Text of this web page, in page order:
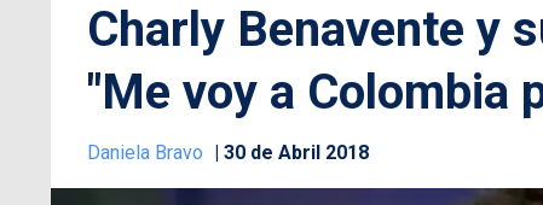
Charly Benavente y
"Me voy a Colombia
Daniela Bravo 30 de Abril 2018